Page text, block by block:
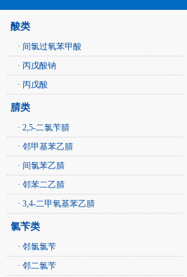
酸类
· 间氯过氧苯甲酸
· 丙戊酸钠
· 丙戊酸
腈类
· 2,5-二氯苄腈
· 邻甲基苯乙腈
· 间氯苯乙腈
· 邻苯二乙腈
· 3,4-二甲氧基苯乙腈
氯苄类
· 邻氯氯苄
· 邻二氯苄